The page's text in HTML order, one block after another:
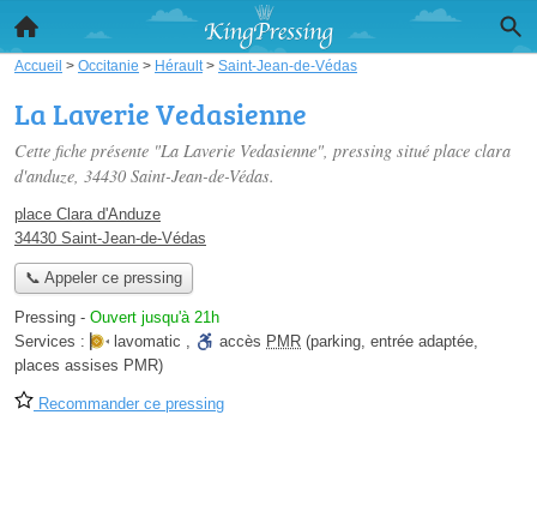
Accueil > Occitanie > Hérault > Saint-Jean-de-Védas
La Laverie Vedasienne
Cette fiche présente "La Laverie Vedasienne", pressing situé place clara
d'anduze, 34430 Saint-Jean-de-Védas.
place Clara d'Anduze
34430 Saint-Jean-de-Védas
📞 Appeler ce pressing
Pressing - Ouvert jusqu'à 21h
Services :
lavomatic , accès PMR (parking, entrée adaptée,
places assises PMR)
Recommander ce pressing